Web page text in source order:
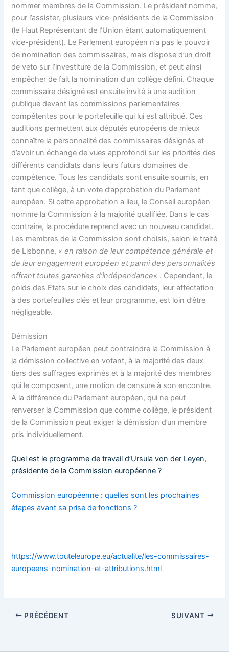
nommer membres de la Commission. Le président nomme,
pour l’assister, plusieurs vice-présidents de la Commission
(le Haut Représentant de l’Union étant automatiquement
vice-président). Le Parlement européen n’a pas le pouvoir
de nomination des commissaires, mais dispose d’un droit
de veto sur l’investiture de la Commission, et peut ainsi
empêcher de fait la nomination d’un collège défini. Chaque
commissaire désigné est ensuite invité à une audition
publique devant les commissions parlementaires
compétentes pour le portefeuille qui lui est attribué. Ces
auditions permettent aux députés européens de mieux
connaître la personnalité des commissaires désignés et
d’avoir un échange de vues approfondi sur les priorités des
différents candidats dans leurs futurs domaines de
compétence. Tous les candidats sont ensuite soumis, en
tant que collège, à un vote d’approbation du Parlement
européen. Si cette approbation a lieu, le Conseil européen
nomme la Commission à la majorité qualifiée. Dans le cas
contraire, la procédure reprend avec un nouveau candidat.
Les membres de la Commission sont choisis, selon le traité
de Lisbonne, «en raison de leur compétence générale et
de leur engagement européen et parmi des personnalités
offrant toutes garanties d’indépendance« . Cependant, le
poids des Etats sur le choix des candidats, leur affectation
à des portefeuilles clés et leur programme, est loin d’être
négligeable.
Démission
Le Parlement européen peut contraindre la Commission à
la démission collective en votant, à la majorité des deux
tiers des suffrages exprimés et à la majorité des membres
qui le composent, une motion de censure à son encontre.
A la différence du Parlement européen, qui ne peut
renverser la Commission que comme collège, le président
de la Commission peut exiger la démission d’un membre
pris individuellement.
Quel est le programme de travail d’Ursula von der Leyen,
présidente de la Commission européenne ?
Commission européenne : quelles sont les prochaines
étapes avant sa prise de fonctions ?
https://www.touteleurope.eu/actualite/les-commissaires-
europeens-nomination-et-attributions.html
PRÉCÉDENT SUIVANT